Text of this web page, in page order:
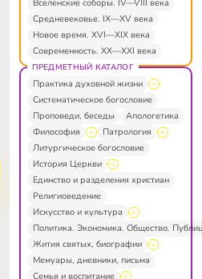
Вселенские соборы. IV—VIII века
Средневековье. IX—XV века
Новое время. XVI—XIX века
Современность. XX—XXI века
ПРЕДМЕТНЫЙ КАТАЛОГ
Практика духовной жизни
Систематическое богословие
Проповеди, беседы
Апологетика
Философия
Патрология
Литургическое богословие
История Церкви
Единство и разделения христиан
Религиоведение
Искусство и культура
Политика. Экономика. Общество.
Жития святых, биографии
Мемуары, дневники, письма
Семья и воспитание